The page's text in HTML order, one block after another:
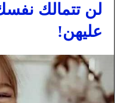
لن تتمالك
عليهن!